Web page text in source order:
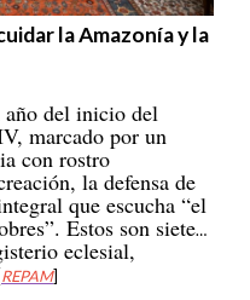
la Amazonía y la
del inicio del
marcado por un
con rostro
la defensa de
que escucha “el
Estos son siete
eclesial,
REPAM]